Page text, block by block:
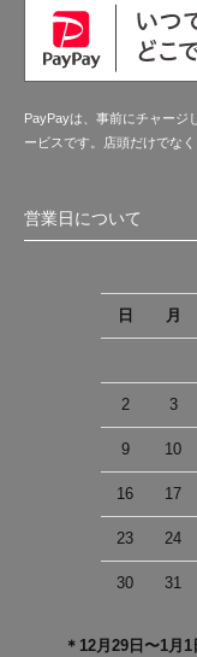
PayPayは、事前にチャージ
ービスです。店頭だけでな
営業日について
日
月
2 3
9 10
16 17
23 24
30 31
＊12月29日〜1月